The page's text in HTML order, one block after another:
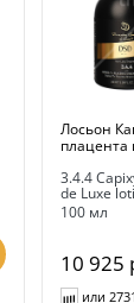
Лосьон
плацента
3.4.4
de Luxe
100 мл
10 925
или